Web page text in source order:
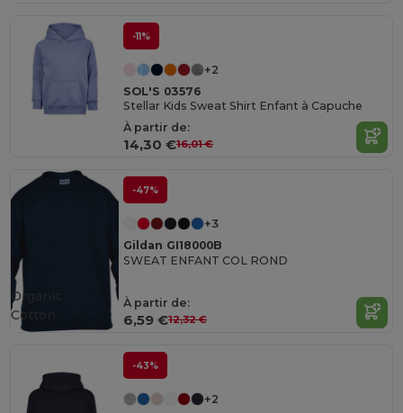
-11%
+2
SOL'S 03576
Stellar Kids Sweat Shirt Enfant à Capuche
À partir de:
14,30 €16,01 €
-47%
+3
Gildan GI18000B
SWEAT ENFANT COL ROND
À partir de:
6,59 €12,32 €
Organic
Cotton
-43%
+2